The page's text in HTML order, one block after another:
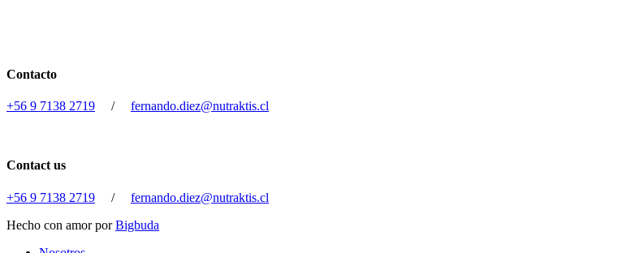
Contacto
+56 9 7138 2719 / fernando.diez@nutraktis.cl
Contact us
+56 9 7138 2719 / fernando.diez@nutraktis.cl
Hecho con amor porBigbuda